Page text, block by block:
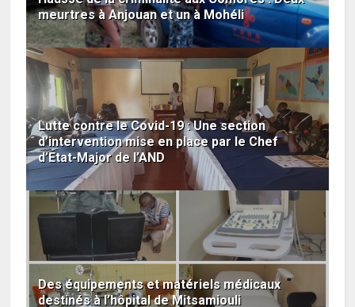
meurtres à Anjouan et un à Mohéli
Lutte contre le Covid-19 : Une section
d’intervention mise en place par le Chef
d’Etat-Major de l’AND
Des équipements et matériels médicaux
destinés à l’hôpital de Mitsamiouli